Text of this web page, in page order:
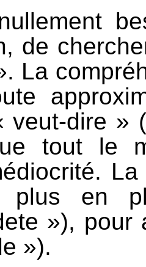
de
La
veut-dire »
tout le
plus en
»), pour
»).